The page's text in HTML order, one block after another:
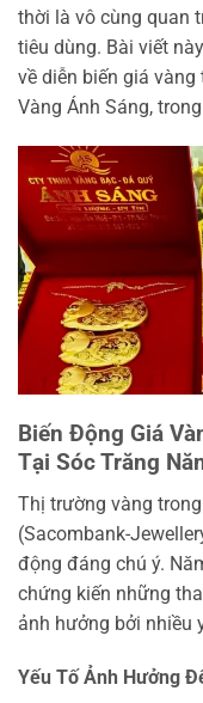
thời là vô cùng quan
tiêu dùng. Bài viết
về diễn biến giá
Vàng Ánh Sáng,
Biến Động Giá
Tại Sóc Trăng
Thị trường vàng
(Sacombank-
động đáng chú ý.
chứng kiến những
ảnh hưởng bởi nhiều
Yếu Tố Ảnh Hưởng